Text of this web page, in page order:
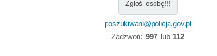
Zgłoś osobę!!!
poszukiwani@policja.gov.pl
Zadzwoń: 997lub 112